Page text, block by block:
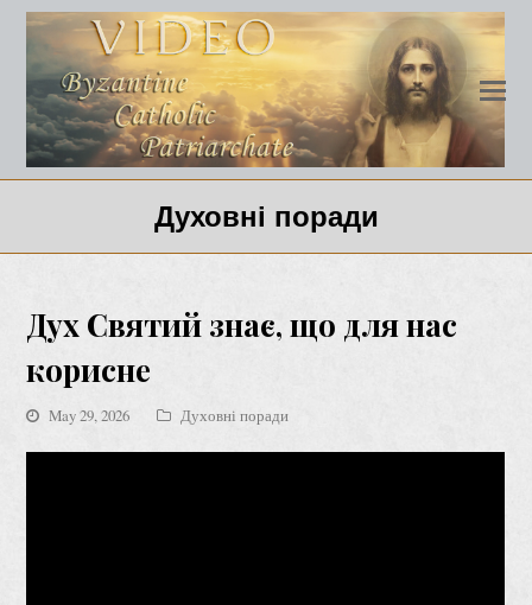
Духовні поради
Дух Святий знає, що для нас
корисне
May 29, 2026 Духовні поради